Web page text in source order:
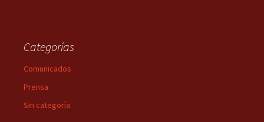
Categorías
Comunicados
Prensa
Sin categoría